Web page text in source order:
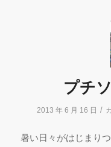
プチ
2013 年 6 月 16 日 /
暑い日々がはじまりつ